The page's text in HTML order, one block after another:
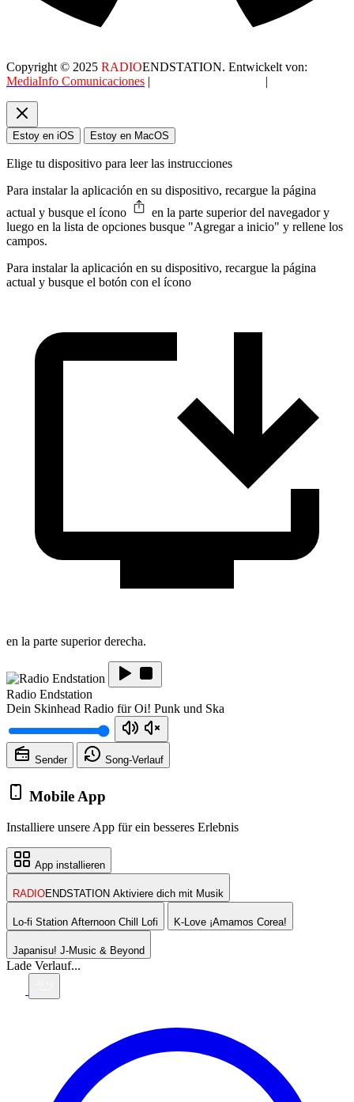
Copyright © 2025 RADIOENDSTATION. Entwickelt von:
MediaInfo Comunicaciones | |
Estoy en iOS Estoy en MacOS
Elige tu dispositivo para leer las instrucciones
Para instalar la aplicación en su dispositivo, recargue la página
actual y busque el ícono
en la parte superior del navegador y
luego en la lista de opciones busque "Agregar a inicio" y rellene los
campos.
Para instalar la aplicación en su dispositivo, recargue la página
actual y busque el botón con el ícono
en la parte superior derecha.
Radio Endstation
Dein Skinhead Radio für Oi! Punk und Ska
Sender Song-Verlauf
Mobile App
Installiere unsere App für ein besseres Erlebnis
App installieren
RADIOENDSTATION Aktiviere dich mit Musik
Lo-fi Station Afternoon Chill Lofi K-Love ¡Amamos Corea!
Japanisu! J-Music & Beyond
Lade Verlauf...